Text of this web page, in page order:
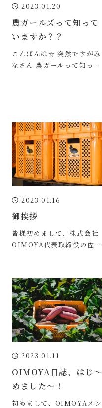
2023.01.20
農ガールズって知って
いますか？？
こんばんは☆ 突然ですがみ
なさん 農ガールって知って
2023.01.16
御挨拶
皆様初めまして、株式会社
OIMOYA代表取締役の佐藤
ありがとうござい
2023.01.11
OIMOYA日誌、はじ〜
めました〜！
初めまして、OIMOYAメン